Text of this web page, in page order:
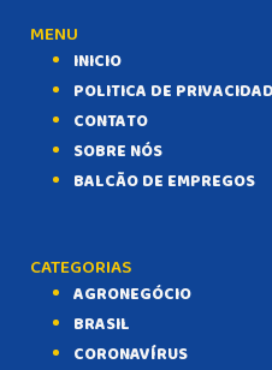
MENU
INICIO
POLITICA DE
CONTATO
SOBRE NÓS
BALCÃO DE EMPREGOS
CATEGORIAS
AGRONEGÓCIO
BRASIL
CORONAVÍRUS